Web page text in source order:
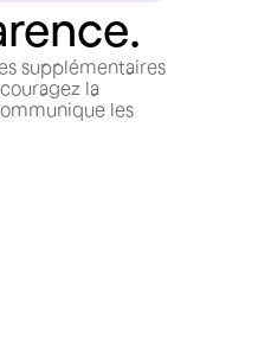
supplémentaires
la
les